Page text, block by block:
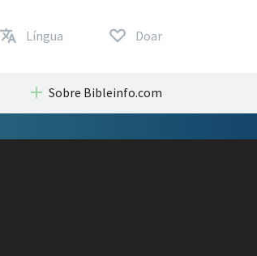
Língua Doar
Sobre Bibleinfo.com